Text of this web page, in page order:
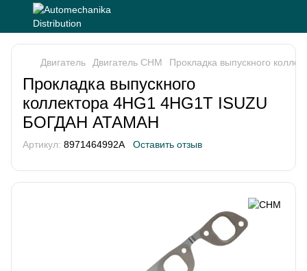
Двигатель Двигатель CHM Прокладка выпускного
Прокладка выпускного
коллектора 4HG1 4HG1T ISUZU
БОГДАН АТАМАН
Артикул: 8971464992A Оставить отзыв